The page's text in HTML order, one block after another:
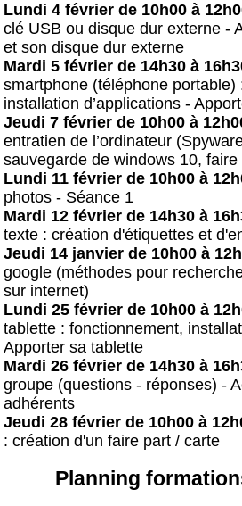
Lundi 4 février de 10h00 à
clé USB ou disque dur externe -
et son disque dur externe
Mardi 5 février de 14h30 à
smartphone (téléphone portable)
installation d’applications -
Jeudi 7 février de 10h00 à
entratien de l’ordinateur
sauvegarde de windows 10,
Lundi 11 février de 10h00 à
photos - Séance 1
Mardi 12 février de 14h30 à
texte : création d'étiquettes et
Jeudi 14 janvier de 10h00 à
google (méthodes pour
sur internet)
Lundi 25 février de 10h00 à
tablette : fonctionnement,
Apporter sa tablette
Mardi 26 février de 14h30 à
groupe (questions - réponses) -
adhérents
Jeudi 28 février de 10h00 à
: création d'un faire part / carte
Planning